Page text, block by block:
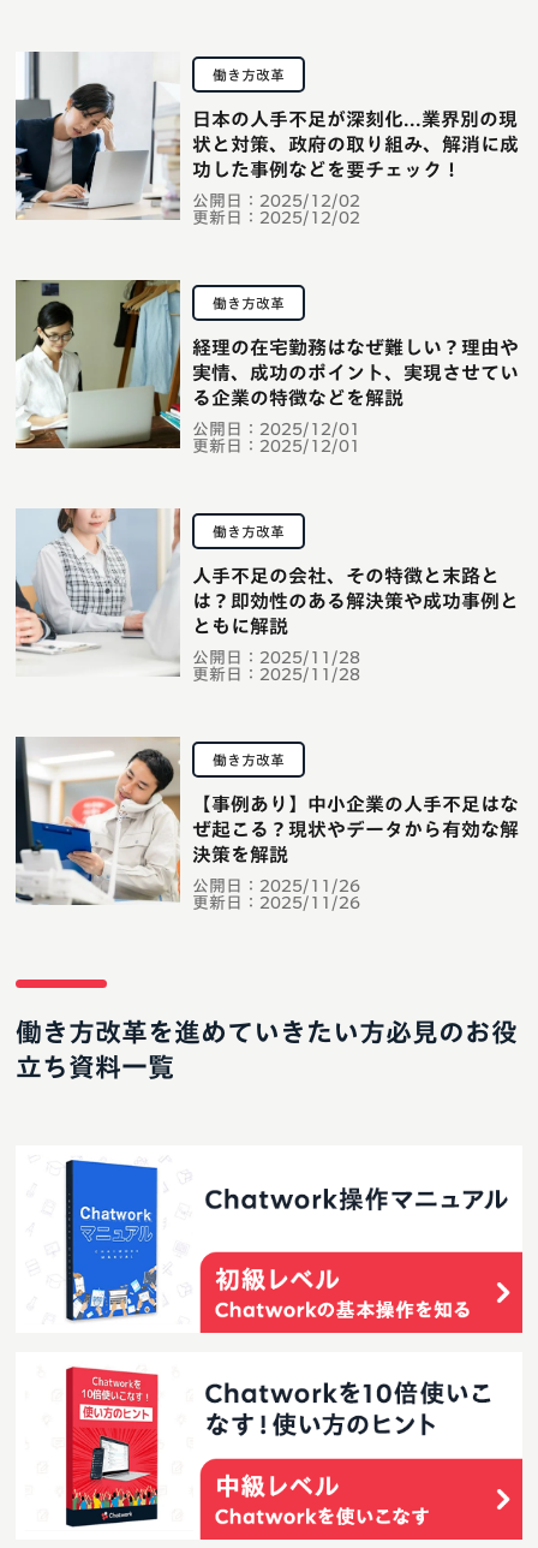
働き方改革
公開日： 2025/12/02
更新日： 2025/12/02
日本の人手不足が深刻化...業界別の現
状と対策、政府の取り組み、解消に成
功した事例などを要チェック！
働き方改革
公開日： 2025/12/01
更新日： 2025/12/01
経理の在宅勤務はなぜ難しい？理由や
実情、成功のポイント、実現させてい
る企業の特徴などを解説
働き方改革
公開日： 2025/11/28
更新日： 2025/11/28
人手不足の会社、その特徴と末路と
は？即効性のある解決策や成功事例と
ともに解説
働き方改革
公開日： 2025/11/26
更新日： 2025/11/26
【事例あり】中小企業の人手不足はな
ぜ起こる？現状やデータから有効な解
決策を解説
働き方改革を進めていきたい方必見のお役
立ち資料一覧